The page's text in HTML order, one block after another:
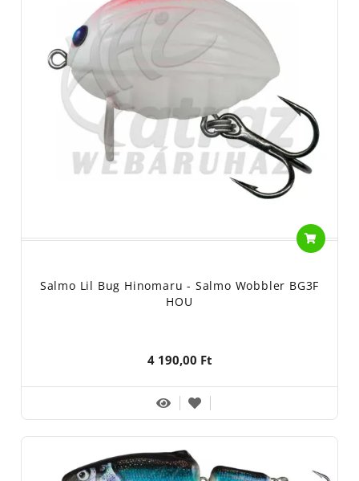
Salmo Lil Bug Hinomaru - Salmo Wobbler BG3F
HOU
4 190,00 Ft